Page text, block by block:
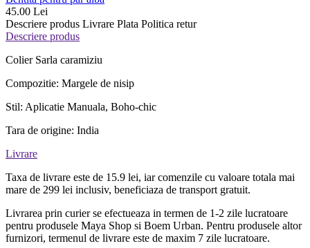
45.00 Lei
Descriere produs Livrare Plata Politica retur
Descriere produs
Colier Sarla caramiziu
Compozitie: Margele de nisip
Stil: Aplicatie Manuala, Boho-chic
Tara de origine: India
Livrare
Taxa de livrare este de 15.9 lei, iar comenzile cu valoare totala mai
mare de 299 lei inclusiv, beneficiaza de transport gratuit.
Livrarea prin curier se efectueaza in termen de 1-2 zile lucratoare
pentru produsele Maya Shop si Boem Urban. Pentru produsele altor
furnizori, termenul de livrare este de maxim 7 zile lucratoare.